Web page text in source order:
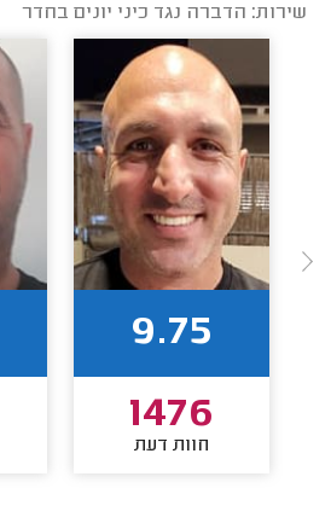
שירות: הדברה נגד כיני יונים בחדר
9.75
1476
חוות דעת